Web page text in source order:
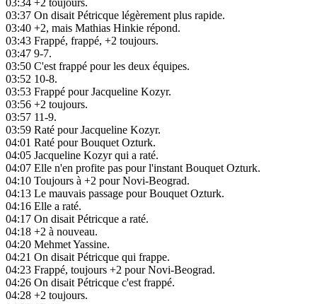
03:34 +2 toujours.
03:37 On disait Pétricque légèrement plus rapide.
03:40 +2, mais Mathias Hinkie répond.
03:43 Frappé, frappé, +2 toujours.
03:47 9-7.
03:50 C'est frappé pour les deux équipes.
03:52 10-8.
03:53 Frappé pour Jacqueline Kozyr.
03:56 +2 toujours.
03:57 11-9.
03:59 Raté pour Jacqueline Kozyr.
04:01 Raté pour Bouquet Ozturk.
04:05 Jacqueline Kozyr qui a raté.
04:07 Elle n'en profite pas pour l'instant Bouquet Ozturk.
04:10 Toujours à +2 pour Novi-Beograd.
04:13 Le mauvais passage pour Bouquet Ozturk.
04:16 Elle a raté.
04:17 On disait Pétricque a raté.
04:18 +2 à nouveau.
04:20 Mehmet Yassine.
04:21 On disait Pétricque qui frappe.
04:23 Frappé, toujours +2 pour Novi-Beograd.
04:26 On disait Pétricque c'est frappé.
04:28 +2 toujours.